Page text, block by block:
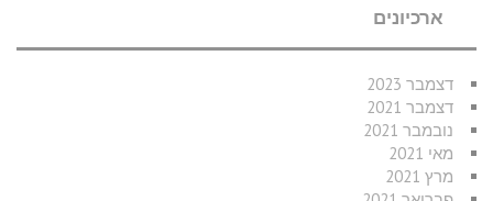
ארכיונים
דצמבר 2023
דצמבר 2021
נובמבר 2021
מאי 2021
מרץ 2021